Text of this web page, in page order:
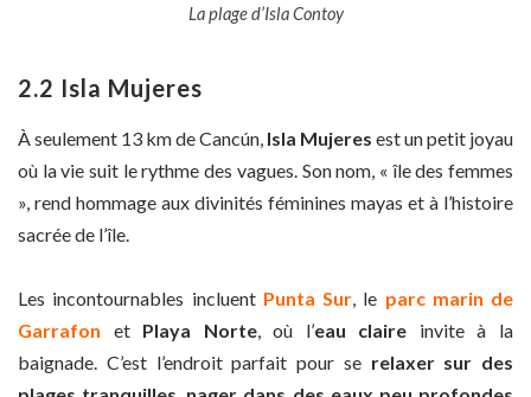
La plage d’Isla Contoy
2.2 Isla Mujeres
À seulement 13 km de Cancún, Isla Mujeres est un petit joyau
où la vie suit le rythme des vagues. Son nom, « île des femmes
», rend hommage aux divinités féminines mayas et à l’histoire
sacrée de l’île.
Les incontournables incluent Punta Sur, le parc marin de
Garrafon et Playa Norte, où l’eau claire invite à la
baignade. C’est l’endroit parfait pour se relaxer sur des